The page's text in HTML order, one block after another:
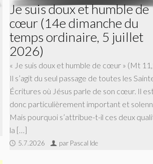
Je suis doux et humble de
cœur (14e dimanche du
temps ordinaire, 5 juillet
2026)
« Je suis doux et humble de cœur » (Mt
Il s’agit du seul passage de toutes les
Écritures où Jésus parle de son cœur. Il
donc particulièrement important et
Mais pourquoi s’attribue-t-il ces deux
la […]
5.7.2026 par Pascal Ide